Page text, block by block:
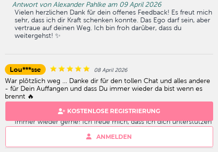
KOSTENLOSE REGISTRIERUNG
ANMELDEN
Antwort von Alexander Pahlke am 09 April 2026
Vielen herzlichen Dank für dein offenes Feedback! Es freut mich
sehr, dass ich dir Kraft schenken konnte. Das Ego darf sein, aber
vertraue auf deinen Weg. Ich bin froh darüber, dass du
weitergehst! ✨
Lou***sse 08 April 2026
War plötzlich weg … Danke dir für den tollen Chat und alles andere
- für Dein Auffangen und dass Du immer wieder da bist wenn es
brennt 🔥
Antwort von Alexander Pahlke am 08 April 2026
Immer wieder gerne! Ich freue mich, dass ich dich unterstützen
konnte. Danke für dein tolles Feedback – bis zum nächsten Mal!